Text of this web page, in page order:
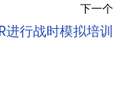
下一个
进行战时模拟培训